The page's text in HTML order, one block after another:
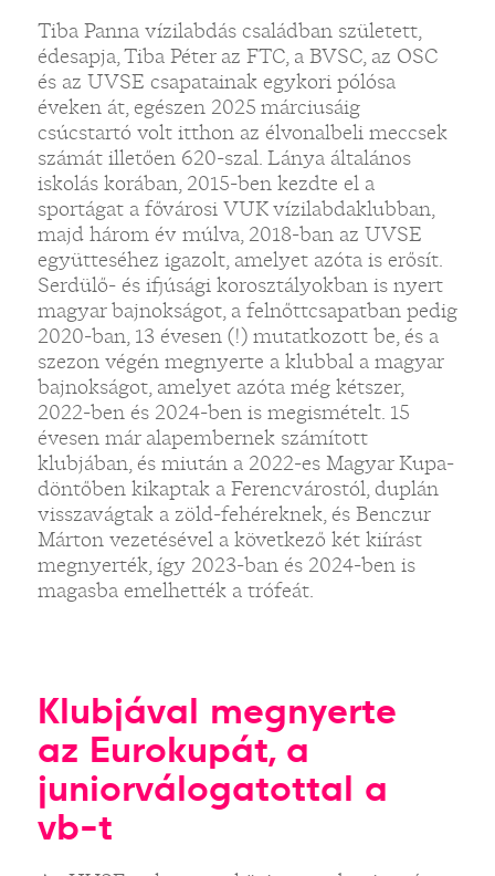
Tiba Panna vízilabdás családban született,
édesapja, Tiba Péter az FTC, a BVSC, az OSC
és az UVSE csapatainak egykori pólósa
éveken át, egészen 2025 márciusáig
csúcstartó volt itthon az élvonalbeli meccsek
számát illetően 620-szal. Lánya általános
iskolás korában, 2015-ben kezdte el a
sportágat a fővárosi VUK vízilabdaklubban,
majd három év múlva, 2018-ban az UVSE
együtteséhez igazolt, amelyet azóta is erősít.
Serdülő- és ifjúsági korosztályokban is nyert
magyar bajnokságot, a felnőttcsapatban pedig
2020-ban, 13 évesen (!) mutatkozott be, és a
szezon végén megnyerte a klubbal a magyar
bajnokságot, amelyet azóta még kétszer,
2022-ben és 2024-ben is megismételt. 15
évesen már alapembernek számított
klubjában, és miután a 2022-es Magyar Kupa-
döntőben kikaptak a Ferencvárostól, duplán
visszavágtak a zöld-fehéreknek, és Benczur
Márton vezetésével a következő két kiírást
megnyerték, így 2023-ban és 2024-ben is
magasba emelhették a trófeát.
Klubjával megnyerte
az Eurokupát, a
juniorválogatottal a
vb-t